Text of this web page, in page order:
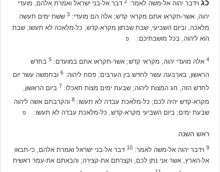
כג וידבר יהוה אל-משה לאמר:
דבר אל-בני ישראל ואמרת אלהם, מועדי
יהוה, אשר-תקראו אתם מקראי קדש; אלה הם מועדי:3 ששת ימים תעשה
מלאכה, וביום השביעי, שבת שבתון מקרא-קדש, כל-מלאכה לא תעשו; שבת
הוא ליהוה, בכל מושבתיכם:
פ
4 אלה מועדי יהוה, מקראי קדש; אשר-תקראו אתם במועדם:5 בחדש
הראשון, בארבעה עשר לחדש בין הערבים; פסח ליהוה:6 ובחמשה עשר יום
לחדש הזה, חג המצות ליהוה; שבעת ימים מצות תאכלו: 7 ביום הראשון,
מקרא-קדש יהיה לכם; כל-מלאכת עבדה לא תעשו:8 והקרבתם אשה ליהוה
שבעת ימים; ביום השביעי מקרא-קדש, כל-מלאכת עבדה לא תעשו:
פ
ראש השנה
9 וידבר יהוה אל-משה לאמר:10 דבר אל-בני ישראל ואמרת אלהם, כי-תבאו
אל-הארץ, אשר אני נתן לכם, וקצרתם את-קצירה; והבאתם את-עמר ראשית